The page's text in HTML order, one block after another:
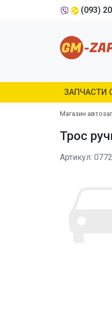
(093)
ЗАПЧАСТИ
Магазин
Трос
Артикул: